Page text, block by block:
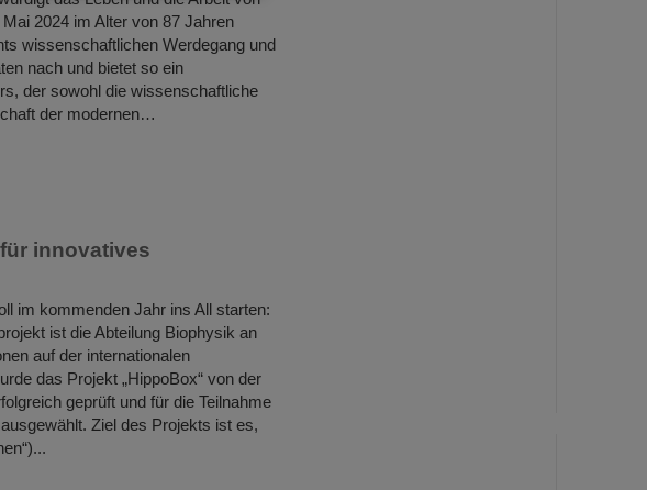
2024 im Alter von 87 Jahren
wissenschaftlichen Werdegang und
nach und bietet so ein
der sowohl die wissenschaftliche
der modernen…
innovatives
im kommenden Jahr ins All starten:
ist die Abteilung Biophysik an
auf der internationalen
das Projekt „HippoBox“ von der
geprüft und für die Teilnahme
Ziel des Projekts ist es,